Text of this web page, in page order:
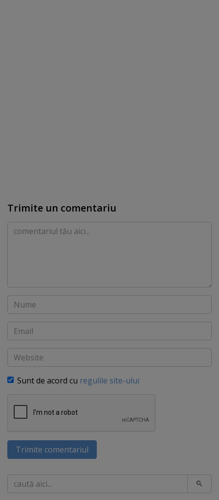
Trimite un comentariu
Comentariu
Nume
Email
Website
Sunt de acord cu regulile site-ului
Trimite comentariul
Caută